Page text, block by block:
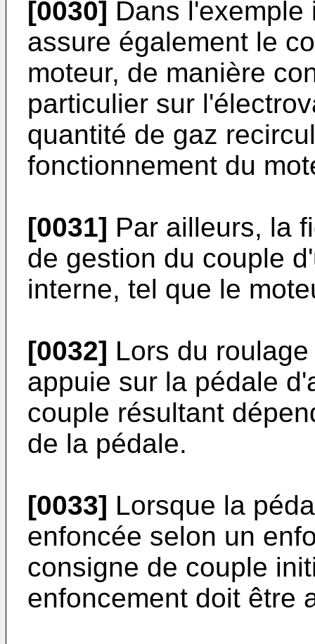
[0030] Dans
assure également le
moteur, de manière
particulier sur
quantité de gaz
fonctionnement du
[0031] Par ailleurs, la
de gestion du couple
interne, tel que le
[0032] Lors du
appuie sur la pédale
couple résultant
de la pédale.
[0033] Lorsque la
enfoncée selon un
consigne de couple
enfoncement doit être